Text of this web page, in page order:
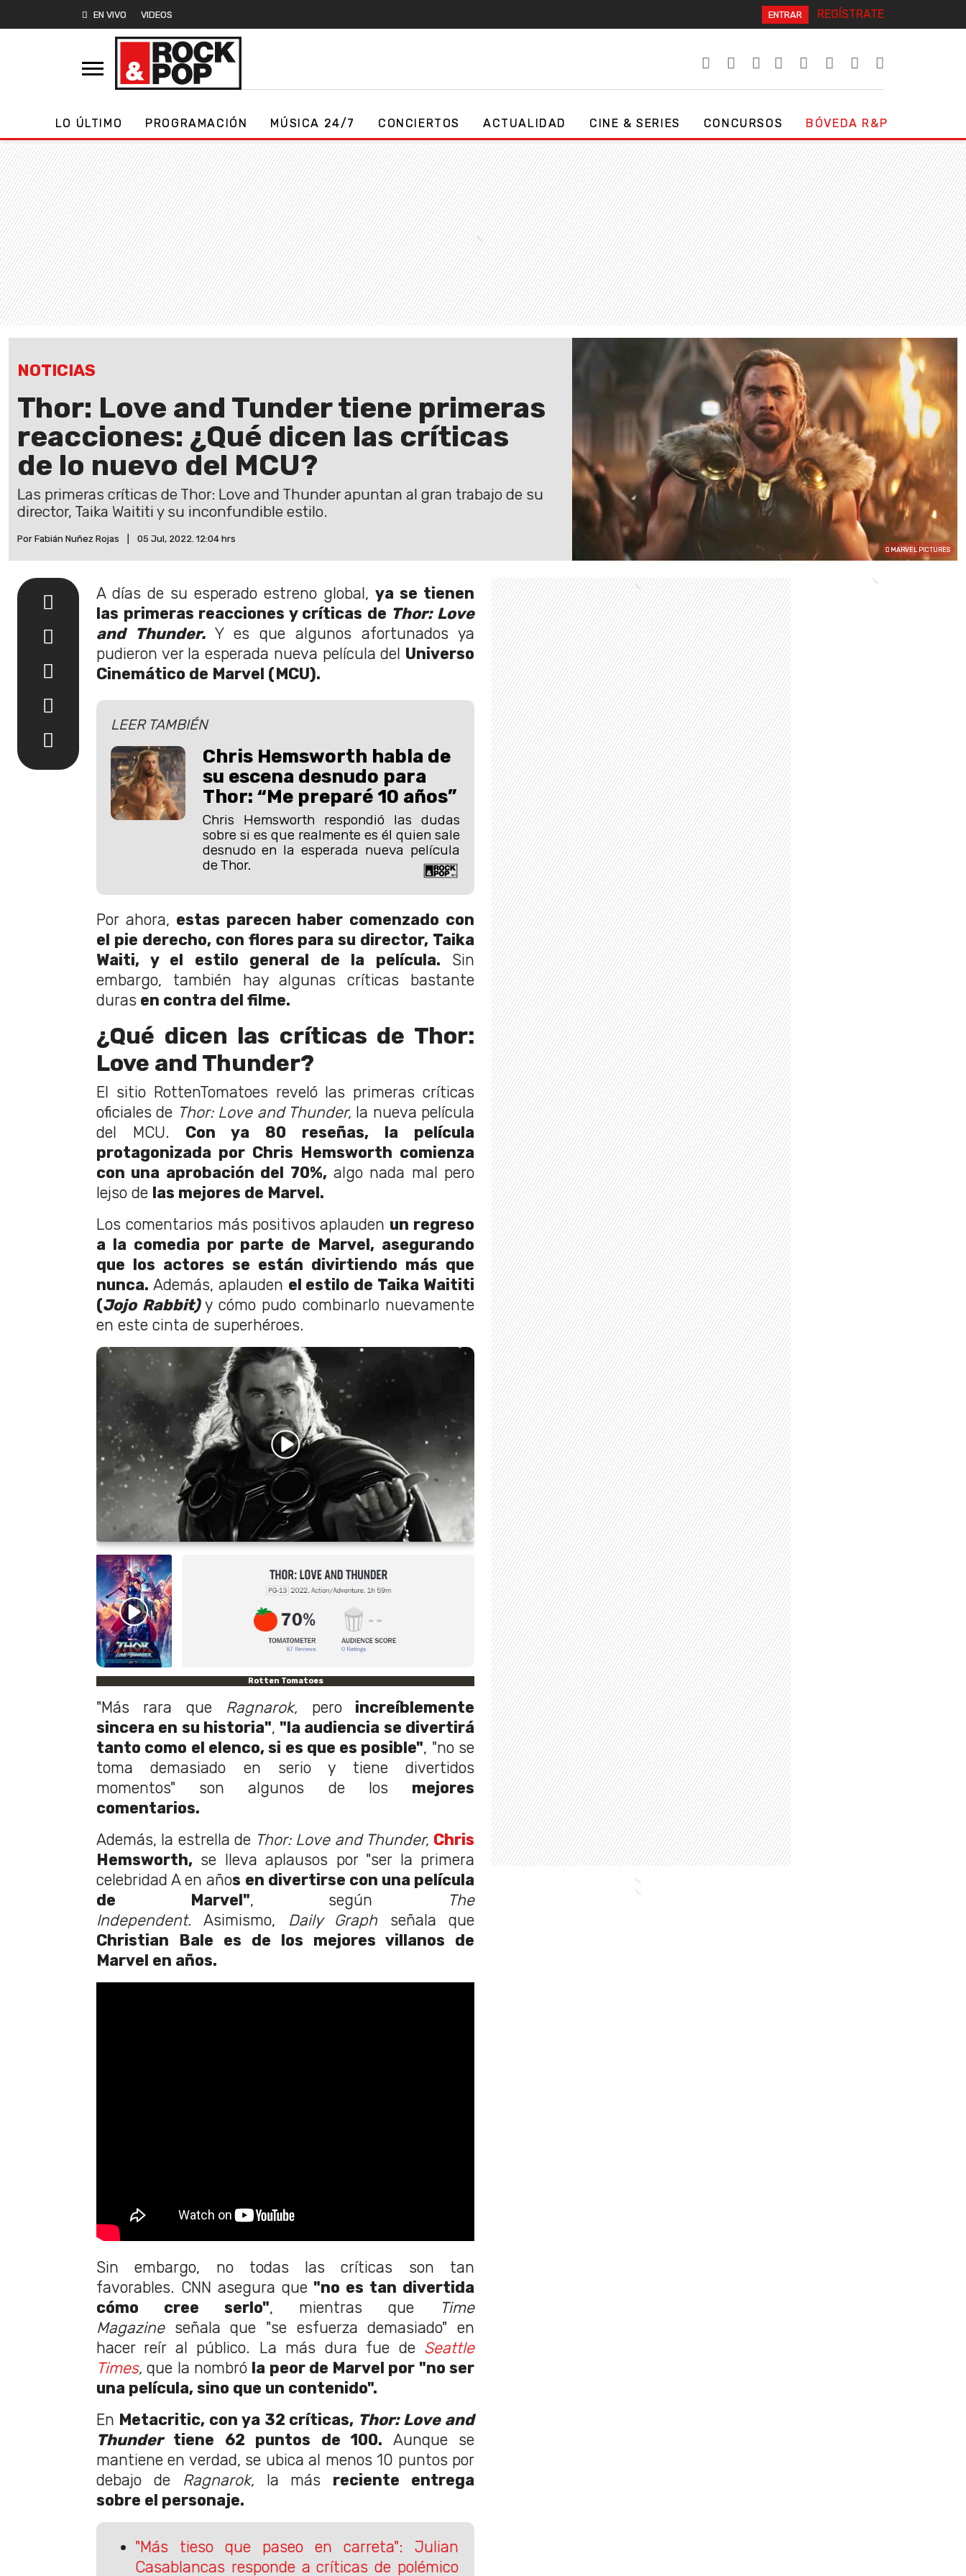
EN VIVO VIDEOS ENTRAR REGÍSTRATE
LO ÚLTIMO PROGRAMACIÓN MÚSICA 24/7 CONCIERTOS ACTUALIDAD CINE & SERIES CONCURSOS BÓVEDA R&P
NOTICIAS
Thor: Love and Tunder tiene primeras
reacciones: ¿Qué dicen las críticas
de lo nuevo del MCU?
Las primeras críticas de Thor: Love and Thunder apuntan al gran trabajo de su
director, Taika Waititi y su inconfundible estilo.
Por Fabián Nuñez Rojas 05 Jul, 2022. 12:04 hrs
MARVEL PICTURES
A días de su esperado estreno global, ya se tienen
las primeras reacciones y críticas de Thor: Love
and Thunder. Y es que algunos afortunados ya
pudieron ver la esperada nueva película del Universo
Cinemático de Marvel (MCU).
LEER TAMBIÉN
Chris Hemsworth habla de
su escena desnudo para
Thor: “Me preparé 10 años”
Chris Hemsworth respondió las dudas
sobre si es que realmente es él quien sale
desnudo en la esperada nueva película
de Thor.
Por ahora, estas parecen haber comenzado con
el pie derecho, con flores para su director, Taika
Waiti, y el estilo general de la película. Sin
embargo, también hay algunas críticas bastante
duras en contra del filme.
¿Qué dicen las críticas de Thor:
Love and Thunder?
El sitio RottenTomatoes reveló las primeras críticas
oficiales de Thor: Love and Thunder, la nueva película
del MCU. Con ya 80 reseñas, la película
protagonizada por Chris Hemsworth comienza
con una aprobación del 70%,algo nada mal pero
lejso de las mejores de Marvel.
Los comentarios más positivos aplauden un regreso
a la comedia por parte de Marvel, asegurando
que los actores se están divirtiendo más que
nunca. Además, aplauden el estilo de Taika Waititi
(Jojo Rabbit) y cómo pudo combinarlo nuevamente
en este cinta de superhéroes.
Rotten Tomatoes
"Más rara que Ragnarok, peroincreíblemente
sincera en su historia", "la audiencia se divertirá
tanto como el elenco, si es que es posible", "no se
toma demasiado en serio y tiene divertidos
momentos" son algunos de los mejores
comentarios.
Además, la estrella de Thor: Love and Thunder, Chris
Hemsworth, se lleva aplausos por "ser la primera
celebridad A en años en divertirse con una película
de Marvel", según
The
Independent.Asimismo, Daily Graph señala que
Christian Bale es de los mejores villanos de
Marvel en años.
Sin embargo, no todas las críticas son tan
favorables. CNN asegura que"no es tan divertida
cómo cree serlo", mientras que
Time
Magazine señala que "se esfuerza demasiado" en
hacer reír al público. La más dura fue de Seattle
Times,que la nombró la peor de Marvel por "no ser
una película, sino que un contenido".
En Metacritic, con ya 32 críticas, Thor: Love and
Thunder tiene 62 puntos de 100. Aunque se
mantiene en verdad, se ubica al menos 10 puntos por
debajo de Ragnarok, la más reciente entrega
sobre el personaje.
"Más tieso que paseo en carreta": Julian
Casablancas responde a críticas de polémico